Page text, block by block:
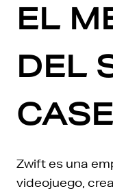
EL
DEL
Zwift es una
videojuego,